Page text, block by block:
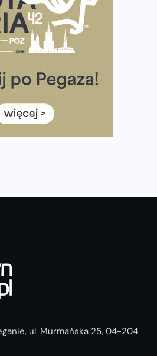
się na weekend z
Powstania Warszawskiego.
– praktyczny
3 treningi wystarczą? Jak
postępy
ul. Murmańska 25, 04-204